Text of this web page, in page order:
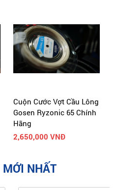
Cuộn Cước Vợt Cầu Lông
Gosen Ryzonic 65 Chính
Hãng
2,650,000 VNĐ
MỚI NHẤT